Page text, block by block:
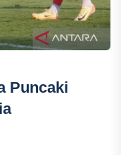
Puncaki